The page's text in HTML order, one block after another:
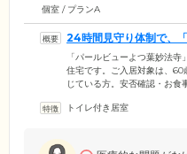
個室 / プランA
24時間見守り体制で、
寄り添います
「パールビューよつ葉妙法
住宅です。ご入居対象は、
じている方。安否確認・お
不良や生活のお困りごとに、
周辺にはスーパーもあり、生
トイレ付き居室